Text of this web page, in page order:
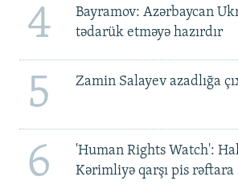
4
Bayramov: Azərbaycan
tədarük etməyə hazırdır
5 Zamin Salayev azadlığa
6
'Human Rights Watch':
Kərimliyə qarşı pis rəftara